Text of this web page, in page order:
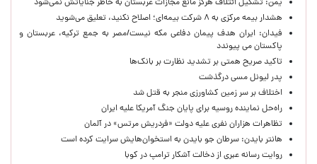
یمن: تشکیل ائتلاف هرگز مانع مجازات عربستان به خاطر جنایاتش نمی‌شود
هشدار بیمه مرکزی به ۸ شرکت بیمه‌ای؛ اصلاح نکنید، تعلیق می‌شوید
فیدان: ایران هدف پیمان دفاعی مکه نیست/مصر به جمع ترکیه، عربستان و
پاکستان می پیوندد
تاکید صریح همتی بر تشدید نظارت بر بانک‌ها
پدر لیونل مسی درگذشت
اختلاف بر سر زمین کشاورزی منجر به قتل شد
راه‌حل نماینده روسیه برای پایان جنگ آمریکا علیه ایران
تظاهرات هزاران نفری علیه دولت «فردریش مرتس» در آلمان
هانتر بایدن: سرطان جو بایدن به استخوان‌هایش سرایت کرده است
روایت رسانه عبری از دخالت آشکار ترامپ در کوبا